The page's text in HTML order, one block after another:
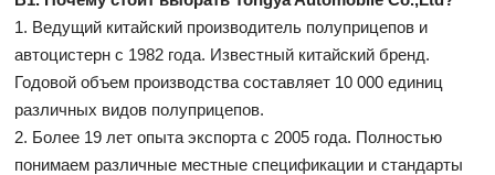
1. Ведущий китайский производитель полуприцепов и
автоцистерн с 1982 года. Известный китайский бренд.
Годовой объем производства составляет 10 000 единиц
различных видов полуприцепов.
2. Более 19 лет опыта экспорта с 2005 года. Полностью
понимаем различные местные спецификации и стандарты